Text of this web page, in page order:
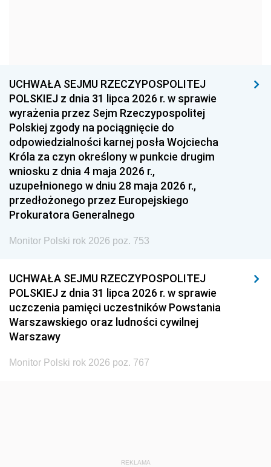
1954 1953 1952
1951 1950 1949
1948 1947
1939 1938 1937
1936 1930
UCHWAŁA SEJMU RZECZYPOSPOLITEJ
POLSKIEJ z dnia 31 lipca 2026 r. w sprawie
wyrażenia przez Sejm Rzeczypospolitej
Polskiej zgody na pociągnięcie do
odpowiedzialności karnej posła Wojciecha
Króla za czyn określony w punkcie drugim
wniosku z dnia 4 maja 2026 r.,
uzupełnionego w dniu 28 maja 2026 r.,
przedłożonego przez Europejskiego
Prokuratora Generalnego
Monitor Polski rok 2026 poz. 753
UCHWAŁA SEJMU RZECZYPOSPOLITEJ
POLSKIEJ z dnia 31 lipca 2026 r. w sprawie
uczczenia pamięci uczestników Powstania
Warszawskiego oraz ludności cywilnej
Warszawy
Monitor Polski rok 2026 poz. 767
REKLAMA